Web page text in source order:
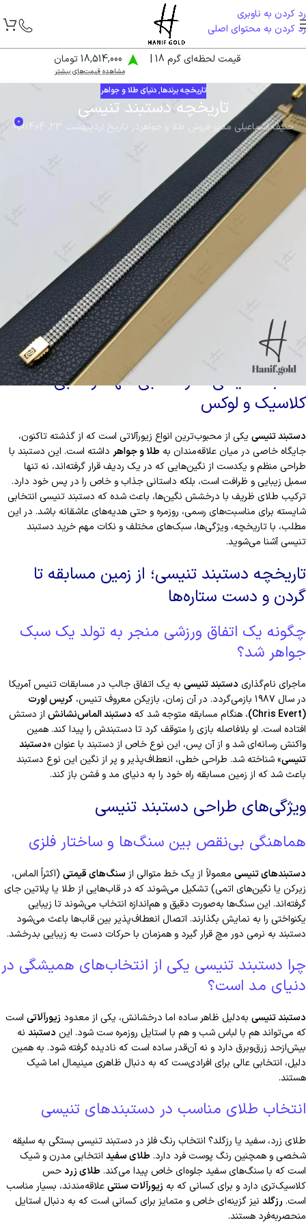
رد کردن به ناوبری
رد کردن به محتوای اصلی
قیمت لحظه‌ای گرم 18 | 18,514,000 تومان
مشاهده قیمت‌های بیشتر
تاریخچه برندها,دنیای طلا و جواهر
تاریخچه دستبند تنیسی
حنیف اسماعیلی مدیر فروش طلا و جواهر در تاریخ اردیبهشت 23, 1404 0
Tennis-Bracelet
دستبند تنیسی؛ ظرافت بی‌انتها در قالبی
کلاسیک و لوکس
دستبند تنیسی یکی از محبوب‌ترین انواع زیورآلاتی است که از گذشته تاکنون،
جایگاه خاصی در میان علاقه‌مندان به طلا و جواهر داشته است. این دستبند با
طراحی منظم و یکدست از نگین‌هایی که در یک ردیف قرار گرفته‌اند، نه تنها
سمبل زیبایی و ظرافت است، بلکه داستانی جذاب و خاص را در پس خود دارد.
ترکیب طلای ظریف با درخشش نگین‌ها، باعث شده که دستبند تنیسی انتخابی
شایسته برای مناسبت‌های رسمی، روزمره و حتی هدیه‌های عاشقانه باشد. در این
مطلب، با تاریخچه، ویژگی‌ها، سبک‌های مختلف و نکات مهم خرید دستبند
تنیسی آشنا می‌شوید.
تاریخچه دستبند تنیسی؛ از زمین مسابقه تا
گردن و دست ستاره‌ها
چگونه یک اتفاق ورزشی منجر به تولد یک سبک
جواهر شد؟
ماجرای نام‌گذاری دستبند تنیسی به یک اتفاق جالب در مسابقات تنیس آمریکا
در سال ۱۹۸۷ بازمی‌گردد. در آن زمان، بازیکن معروف تنیس،
کریس اورت
(Chris Evert)
، هنگام مسابقه متوجه شد که دستبند الماس‌نشانش از دستش
افتاده است. او بلافاصله بازی را متوقف کرد تا دستبندش را پیدا کند. همین
واکنش رسانه‌ای شد و از آن پس، این نوع خاص از دستبند با عنوان «دستبند
تنیسی» شناخته شد. طراحی خطی، انعطاف‌پذیر و پر از نگین این نوع دستبند
باعث شد که از زمین مسابقه راه خود را به دنیای مد و فشن باز کند.
ویژگی‌های طراحی دستبند تنیسی
هماهنگی بی‌نقص بین سنگ‌ها و ساختار فلزی
دستبندهای تنیسی معمولاً از یک خط متوالی از سنگ‌های قیمتی (اکثراً الماس،
زیرکن یا نگین‌های اتمی) تشکیل می‌شوند که در قاب‌هایی از طلا یا پلاتین جای
گرفته‌اند. این سنگ‌ها به‌صورت دقیق و هم‌اندازه انتخاب می‌شوند تا زیبایی
یکنواختی را به نمایش بگذارند. اتصال انعطاف‌پذیر بین قاب‌ها باعث می‌شود
دستبند به نرمی دور مچ قرار گیرد و همزمان با حرکات دست به زیبایی بدرخشد.
چرا دستبند تنیسی یکی از انتخاب‌های همیشگی در
دنیای مد است؟
دستبند تنیسی به‌دلیل ظاهر ساده اما درخشانش، یکی از معدود زیورآلاتی است
که می‌تواند هم با لباس شب و هم با استایل روزمره ست شود. این دستبند نه
بیش‌ازحد زرق‌وبرق دارد و نه آن‌قدر ساده است که نادیده گرفته شود. به همین
دلیل، انتخابی عالی برای افرادی‌ست که به دنبال ظاهری مینیمال اما شیک
هستند.
انتخاب طلای مناسب در دستبندهای تنیسی
طلای زرد، سفید یا رزگلد؟ انتخاب رنگ فلز در دستبند تنیسی بستگی به سلیقه
شخصی و همچنین رنگ پوست فرد دارد. طلای سفید انتخابی مدرن و شیک
است که با سنگ‌های سفید جلوه‌ای خاص پیدا می‌کند. طلای زردحس
کلاسیک‌تری دارد و برای کسانی‌ که به زیورآلات سنتیعلاقه‌مندند، بسیار مناسب
است.رزگلد نیز گزینه‌ای خاص و متمایز برای کسانی است که به دنبال استایل
منحصربه‌فرد هستند.